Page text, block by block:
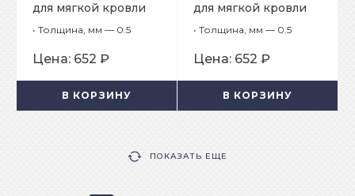
для мягкой кровли
65х50х2000
• Толщина, мм — 0.5
Цена: 652 ₽
В КОРЗИНУ
для мягкой кровли
65х50х2000
• Толщина, мм — 0.5
Цена: 652 ₽
В КОРЗИНУ
ПОКАЗАТЬ ЕЩЕ